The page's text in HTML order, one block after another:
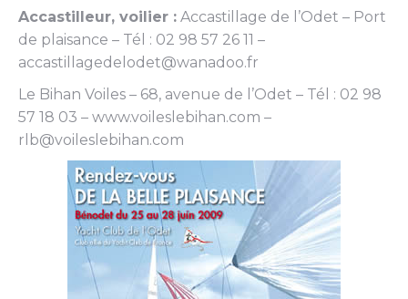
Accastilleur, voilier : Accastillage de l’Odet – Port
de plaisance – Tél : 02 98 57 26 11 –
accastillagedelodet@wanadoo.fr
Le Bihan Voiles – 68, avenue de l’Odet – Tél : 02 98
57 18 03 – www.voileslebihan.com –
rlb@voileslebihan.com